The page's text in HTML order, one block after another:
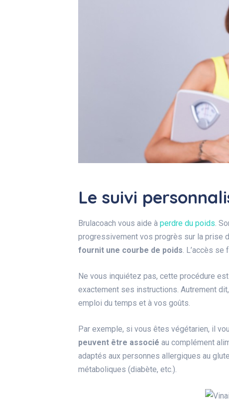
Le suivi
Brulacoach vous aide à perdre du poids.
progressivement vos progrès sur la prise
fournit une courbe de poids. L’accès se
Ne vous inquiétez pas, cette procédure
exactement ses instructions. Autrement
emploi du temps et à vos goûts.
Par exemple, si vous êtes végétarien, il
peuvent être associé au complément
adaptés aux personnes allergiques au
métaboliques (diabète, etc.).